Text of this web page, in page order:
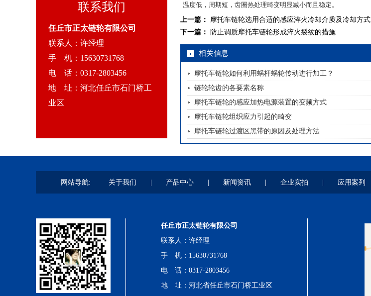
联系我们
任丘市正太链轮有限公司
联系人：许经理
手 机：15630731768
电 话：0317-2803456
地 址：河北任丘市石门桥工
业区
温度低，周期短，齿圈热处理畸变明显减小而且稳定。
上一篇：
摩托车链轮选用合适的感应淬火冷却介质及冷却方式
下一篇：
防止调质摩托车链轮形成淬火裂纹的措施
相关信息
摩托车链轮如何利用蜗杆蜗轮传动进行加工？
链轮轮齿的各要素名称
摩托车链轮的感应加热电源装置的变频方式
摩托车链轮组织应力引起的畸变
摩托车链轮过渡区黑带的原因及处理方法
网站导航: 关于我们 产品中心 新闻资讯 企业实拍 应用案列
任丘市正太链轮有限公司
联系人：许经理
手 机：15630731768
电 话：0317-2803456
地 址： 河北省任丘市石门桥工业区